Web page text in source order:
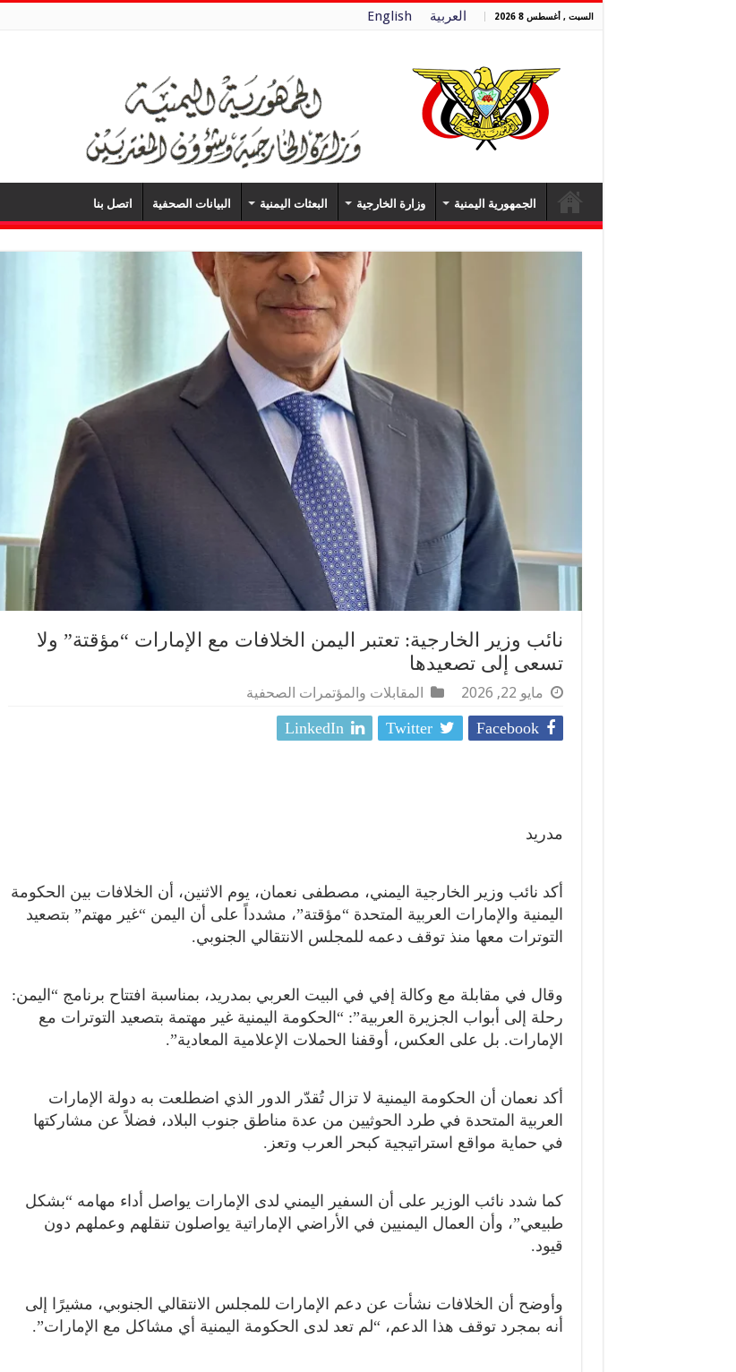
السبت , أغسطس 8 2026 العربية English
الجمهورية اليمنية وزارة الخارجية البعثات اليمنية البيانات الصحفية اتصل بنا
نائب وزير الخارجية: تعتبر اليمن الخلافات مع الإمارات “مؤقتة” ولا
تسعى إلى تصعيدها
مايو 22, 2026 المقابلات والمؤتمرات الصحفية
Facebook
Twitter
LinkedIn
مدريد
أكد نائب وزير الخارجية اليمني، مصطفى نعمان، يوم الاثنين، أن الخلافات بين الحكومة
اليمنية والإمارات العربية المتحدة “مؤقتة”، مشدداً على أن اليمن “غير مهتم” بتصعيد
التوترات معها منذ توقف دعمه للمجلس الانتقالي الجنوبي.
وقال في مقابلة مع وكالة إفي في البيت العربي بمدريد، بمناسبة افتتاح برنامج “اليمن:
رحلة إلى أبواب الجزيرة العربية”: “الحكومة اليمنية غير مهتمة بتصعيد التوترات مع
الإمارات. بل على العكس، أوقفنا الحملات الإعلامية المعادية”.
أكد نعمان أن الحكومة اليمنية لا تزال تُقدّر الدور الذي اضطلعت به دولة الإمارات
العربية المتحدة في طرد الحوثيين من عدة مناطق جنوب البلاد، فضلاً عن مشاركتها
في حماية مواقع استراتيجية كبحر العرب وتعز.
كما شدد نائب الوزير على أن السفير اليمني لدى الإمارات يواصل أداء مهامه “بشكل
طبيعي”، وأن العمال اليمنيين في الأراضي الإماراتية يواصلون تنقلهم وعملهم دون
قيود.
وأوضح أن الخلافات نشأت عن دعم الإمارات للمجلس الانتقالي الجنوبي، مشيرًا إلى
أنه بمجرد توقف هذا الدعم، “لم تعد لدى الحكومة اليمنية أي مشاكل مع الإمارات”.